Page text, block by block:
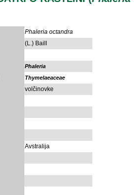
Phaleria octandra
(L.) Baill
Phaleria
Thymelaeaceae
volčinovke
Avstralija